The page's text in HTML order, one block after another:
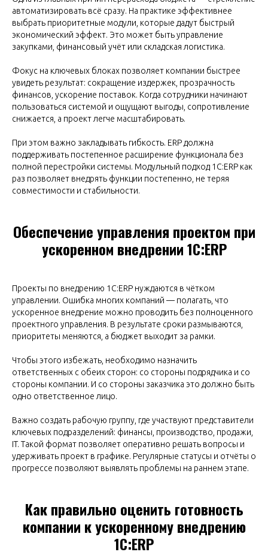
автоматизировать всё сразу. На практике эффективнее
выбрать приоритетные модули, которые дадут быстрый
экономический эффект. Это может быть управление
закупками, финансовый учёт или складская логистика.
Фокус на ключевых блоках позволяет компании быстрее
увидеть результат: сокращение издержек, прозрачность
финансов, ускорение поставок. Когда сотрудники начинают
пользоваться системой и ощущают выгоды, сопротивление
снижается, а проект легче масштабировать.
При этом важно закладывать гибкость. ERP должна
поддерживать постепенное расширение функционала без
полной перестройки системы. Модульный подход 1С:ERP как
раз позволяет внедрять функции постепенно, не теряя
совместимости и стабильности.
Обеспечение управления проектом при
ускоренном внедрении 1С:ERP
Проекты по внедрению 1С:ERP нуждаются в чётком
управлении. Ошибка многих компаний — полагать, что
ускоренное внедрение можно проводить без полноценного
проектного управления. В результате сроки размываются,
приоритеты меняются, а бюджет выходит за рамки.
Чтобы этого избежать, необходимо назначить
ответственных с обеих сторон: со стороны подрядчика и со
стороны компании. И со стороны заказчика это должно быть
одно ответственное лицо.
Важно создать рабочую группу, где участвуют представители
ключевых подразделений: финансы, производство, продажи,
IT. Такой формат позволяет оперативно решать вопросы и
удерживать проект в графике. Регулярные статусы и отчёты о
прогрессе позволяют выявлять проблемы на раннем этапе.
Как правильно оценить готовность
компании к ускоренному внедрению
1С:ERP